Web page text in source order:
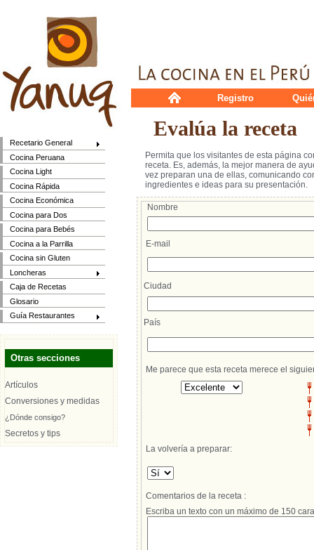
Recetario General
Cocina Peruana
Cocina Light
Cocina Rápida
Cocina Económica
Cocina para Dos
Cocina para Bebés
Cocina a la Parrilla
Cocina sin Gluten
Loncheras
Caja de Recetas
Glosario
Guía Restaurantes
Otras secciones
Artículos
Conversiones y medidas
¿Dónde consigo?
Secretos y tips
Registro
Evalúa la receta
Permita que los visitantes de esta página
receta. Es, además, la mejor manera de
vez preparan una de ellas, comunicando
ingredientes e ideas para su presentación.
Nombre
E-mail
Ciudad
País
Me parece que esta receta merece el
La volvería a preparar:
Comentarios de la receta :
Escriba un texto con un máximo de 150